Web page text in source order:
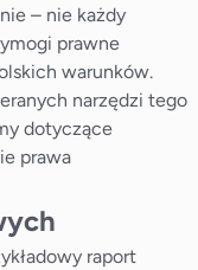
– nie każdy
prawne
warunków.
narzędzi tego
dotyczące
prawa
raport